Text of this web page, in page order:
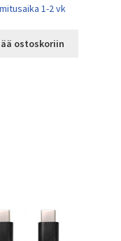
1-2 vk
ostoskoriin